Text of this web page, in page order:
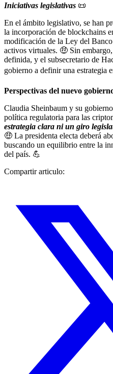
Iniciativas legislativas 📜
En el ámbito legislativo, se han
la incorporación de blockchains
modificación de la Ley del
activos virtuales. 🤑 Sin
definida, y el subsecretario de
gobierno a definir una estrategia
Perspectivas del nuevo
Claudia Sheinbaum y su
política regulatoria para las
estrategia clara ni un giro
🤑 La presidenta electa deberá
buscando un equilibrio entre la
del país. 💪
Compartir articulo: